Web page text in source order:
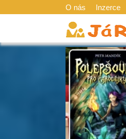
O nás Inzerce